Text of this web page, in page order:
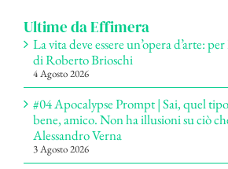
Ultime da Effimera
La vita deve essere un’opera d’arte:
di Roberto Brioschi
4 Agosto 2026
#04 Apocalypse Prompt | Sai, quel
bene, amico. Non ha illusioni su ciò
Alessandro Verna
3 Agosto 2026